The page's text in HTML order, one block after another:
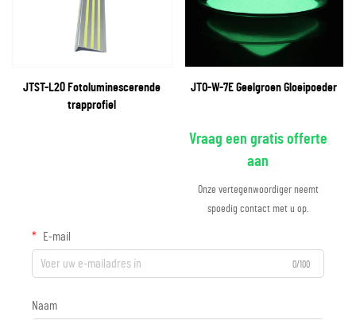
JTST-L20 Fotoluminescerende
trapprofiel
JTO-W-7E Geelgroen Gloeipoeder
Vraag een gratis offerte
aan
Onze vertegenwoordiger neemt
spoedig contact met u op.
E-mail
0/100
Naam